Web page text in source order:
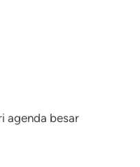
agenda besar